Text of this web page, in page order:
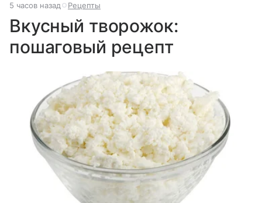
5 часов назад Рецепты
Вкусный творожок:
пошаговый рецепт